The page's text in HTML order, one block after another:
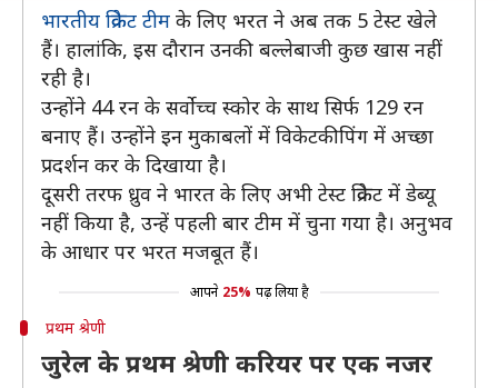
भारतीय क्रिकेट टीम के लिए भरत ने अब तक 5 टेस्ट खेले
हैं। हालांकि, इस दौरान उनकी बल्लेबाजी कुछ खास नहीं
रही है।
उन्होंने 44 रन के सर्वोच्च स्कोर के साथ सिर्फ 129 रन
बनाए हैं। उन्होंने इन मुकाबलों में विकेटकीपिंग में अच्छा
प्रदर्शन कर के दिखाया है।
दूसरी तरफ ध्रुव ने भारत के लिए अभी टेस्ट क्रिकेट में डेब्यू
नहीं किया है, उन्हें पहली बार टीम में चुना गया है। अनुभव
के आधार पर भरत मजबूत हैं।
आपने 25% पढ़ लिया है
प्रथम श्रेणी
जुरेल के प्रथम श्रेणी करियर पर एक नजर